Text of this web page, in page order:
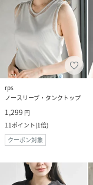
rps
ノースリーブ・タンクトップ
1,299 円
11ポイント(1倍)
クーポン対象